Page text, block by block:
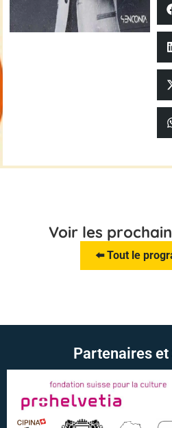
Voir les
⬅️ Tout le
Partenaires et